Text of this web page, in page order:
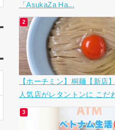
「AsukaZa Ha...
【ホーチミン】桐麺【新店
人気店がレタントンに こだ